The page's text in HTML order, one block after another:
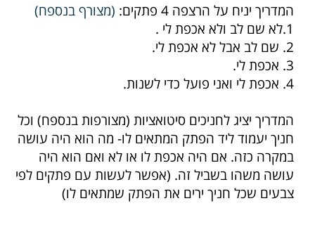
המדריך יניח על הרצפה 4 פתקים: (מצורף בנספח)
1.לא שם לב ולא אכפת לי .
2. שם לב אבל לא אכפת לי.
3. אכפת לי.
4. אכפת לי ואני פועל כדי לשנות.
המדריך יציג לחניכים סיטואציות (מצורפות בנספח) וכל
חניך יעמוד ליד הפתק המתאים לו- מה הוא היה עושה
במקרה כזה. אם היה אכפת לו או לא ואם הוא היה
עושה משהו בשביל זה. (אפשר לעשות עם פתקים לפי
צבעים שכל חניך ירים את הפתק שמתאים לו)